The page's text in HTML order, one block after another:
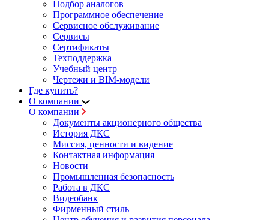
Подбор аналогов
Программное обеспечение
Сервисное обслуживание
Сервисы
Сертификаты
Техподдержка
Учебный центр
Чертежи и BIM-модели
Где купить?
О компании
О компании
Документы акционерного общества
История ДКС
Миссия, ценности и видение
Контактная информация
Новости
Промышленная безопасность
Работа в ДКС
Видеобанк
Фирменный стиль